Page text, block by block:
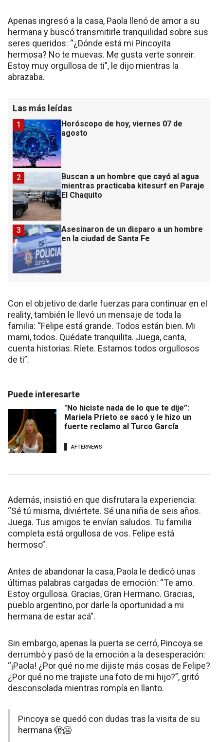
Apenas ingresó a la casa, Paola llenó de amor a su
hermana y buscó transmitirle tranquilidad sobre sus
seres queridos: “¿Dónde está mi Pincoyita
hermosa? No te muevas. Me gusta verte sonreír.
Estoy muy orgullosa de ti”, le dijo mientras la
abrazaba.
Las más leídas
Horóscopo de hoy, viernes 07 de
agosto
1
Buscan a un hombre que cayó al agua
mientras practicaba kitesurf en Paraje
El Chaquito
2
Asesinaron de un disparo a un hombre
en la ciudad de Santa Fe
3
Con el objetivo de darle fuerzas para continuar en el
reality, también le llevó un mensaje de toda la
familia: “Felipe está grande. Todos están bien. Mi
mami, todos. Quédate tranquilita. Juega, canta,
cuenta historias. Ríete. Estamos todos orgullosos
de ti”.
Puede interesarte
"No hiciste nada de lo que te dije”:
Mariela Prieto se sacó y le hizo un
fuerte reclamo al Turco García
AFTERNEWS
Además, insistió en que disfrutara la experiencia:
“Sé tú misma, diviértete. Sé una niña de seis años.
Juega. Tus amigos te envían saludos. Tu familia
completa está orgullosa de vos. Felipe está
hermoso”.
Antes de abandonar la casa, Paola le dedicó unas
últimas palabras cargadas de emoción: “Te amo.
Estoy orgullosa. Gracias, Gran Hermano. Gracias,
pueblo argentino, por darle la oportunidad a mi
hermana de estar acá”.
Sin embargo, apenas la puerta se cerró, Pincoya se
derrumbó y pasó de la emoción a la desesperación:
“¡Paola! ¿Por qué no me dijiste más cosas de Felipe?
¿Por qué no me trajiste una foto de mi hijo?”, gritó
desconsolada mientras rompía en llanto.
Pincoya se quedó con dudas tras la visita de su
hermana 🫣🥶